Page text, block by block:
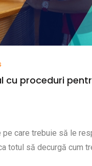
cu proceduri
care trebuie să le
totul să decurgă cum